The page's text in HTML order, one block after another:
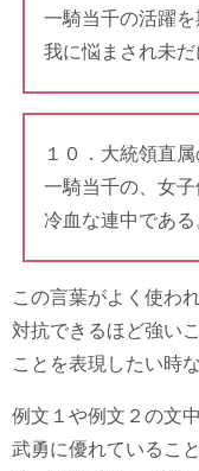
一騎当千の活躍
我に悩まされ未だ
１０．大統領直
一騎当千の、女
冷血な連中である
この言葉がよく使わ
対抗できるほど強い
ことを表現したい時
例文１や例文２の文
武勇に優れているこ